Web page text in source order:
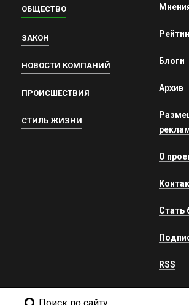
ОБЩЕСТВО
ЗАКОН
НОВОСТИ КОМПАНИЙ
ПРОИСШЕСТВИЯ
СТИЛЬ ЖИЗНИ
Блоги
Архив
О
Стать
RSS